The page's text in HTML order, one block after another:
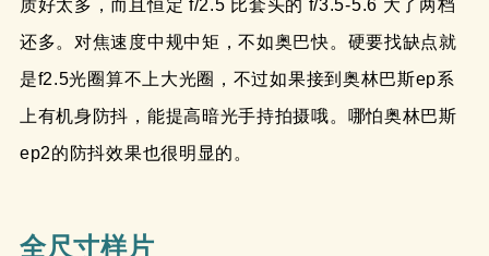
质好太多，而且恒定 f/2.5 比套头的 f/3.5-5.6 大了两档
还多。对焦速度中规中矩，不如奥巴快。硬要找缺点就
是f2.5光圈算不上大光圈，不过如果接到奥林巴斯ep系
上有机身防抖，能提高暗光手持拍摄哦。哪怕奥林巴斯
ep2的防抖效果也很明显的。
全尺寸样片